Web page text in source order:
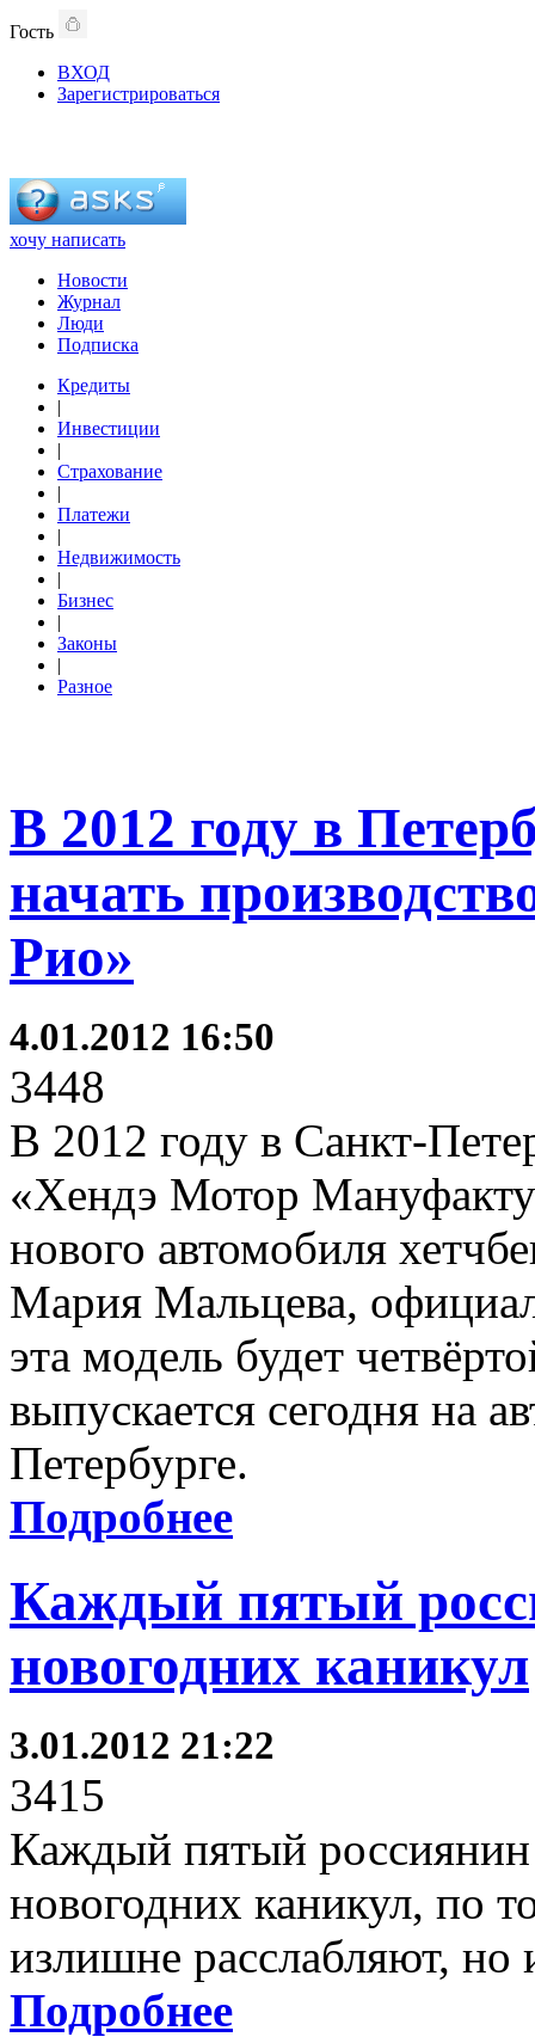
Гость
ВХОД
Зарегистрироваться
хочу написать
Новости
Журнал
Люди
Подписка
Кредиты
|
Инвестиции
|
Страхование
|
Платежи
|
Недвижимость
|
Бизнес
|
Законы
|
Разное
В 2012 году в
начать
Рио»
4.01.2012 16:50
3448
В 2012 году в Санкт-
«Хендэ Мотор
нового автомобиля
Мария Мальцева,
эта модель будет
выпускается сегодня на
Петербурге.
Подробнее
Каждый пятый
новогодних каникул
3.01.2012 21:22
3415
Каждый пятый россиянин
новогодних каникул, по
излишне расслабляют,
Подробнее